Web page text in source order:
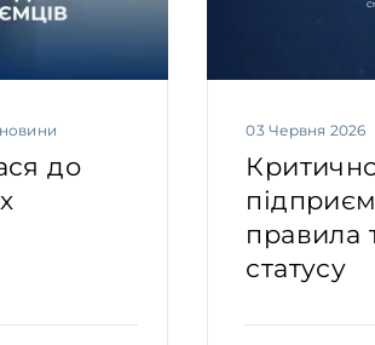
до
03 Червня 2026
правила
статусу